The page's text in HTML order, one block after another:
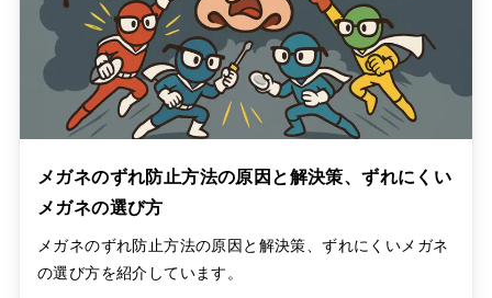
メガネのずれ防止方法の原因と解決策、ずれにくい
メガネの選び方
メガネのずれ防止方法の原因と解決策、ずれにくいメガネ
の選び方を紹介しています。